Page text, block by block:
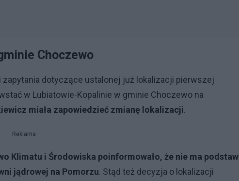
Choczewo
zapytania dotyczące ustalonej już lokalizacji pierwszej
w Lubiatowie-Kopalinie w gminie Choczewo na
miała zapowiedzieć zmianę lokalizacji.
Reklama
Klimatu i Środowiska poinformowało, że nie ma podstaw
jądrowej na Pomorzu. Stąd też decyzja o lokalizacji